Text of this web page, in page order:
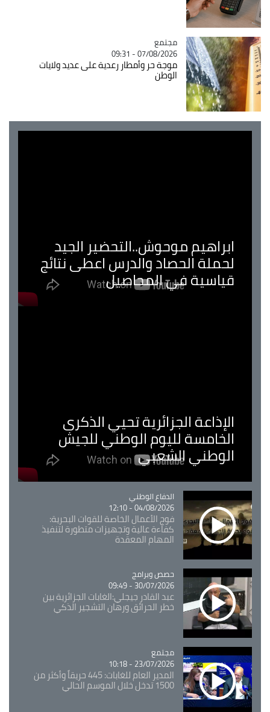
Catégorie
مجتمع
07/08/2026 - 09:31
موجة حر وأمطار رعدية على عديد ولايات
الوطن
ابراهيم موحوش..التحضير الجيد
لحملة الحصاد والدرس اعطى نتائج
قياسية في المحاصيل
الإذاعة الجزائرية تحيي الذكرى
الخامسة لليوم الوطني للجيش
الوطني الشعبي
Catégorie
الدفاع الوطني
04/08/2026 - 12:10
فوج الأعمال الخاصة للقوات البحرية:
كفاءة عالية وتجهيزات متطورة لتنفيذ
المهام المعقدة
Catégorie
حصص وبرامج
30/07/2026 - 09:49
عبد القادر جيجلي:الغابات الجزائرية بين
خطر الحرائق ورهان التشجير الذكي
Catégorie
مجتمع
23/07/2026 - 10:18
المدير العام للغابات: 445 حريقاً وأكثر من
1500 تدخل خلال الموسم الحالي